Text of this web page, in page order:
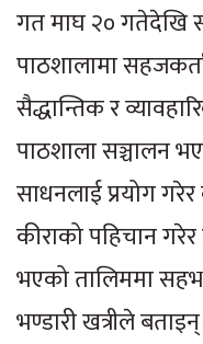
गत माघ २० गतेदेखि
पाठशालामा
सैद्धान्तिक र
पाठशाला सञ्चालन
साधनलाई प्रयोग
कीराको पहिचान
भएको तालिममा
भण्डारी खत्रीले